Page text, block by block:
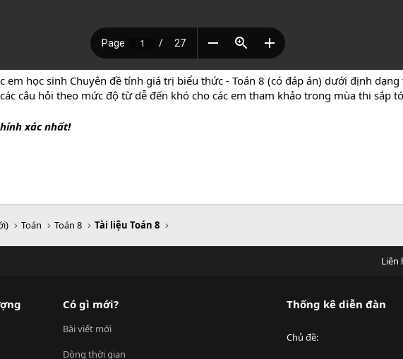
em học sinh Chuyên đề tính giá trị biểu thức - Toán 8 (có đáp án) dưới định
câu hỏi theo mức độ từ dễ đến khó cho các em tham khảo trong mùa thi sắp
xác nhất!
Toán Toán 8 Tài liệu Toán 8
Liên
Có gì mới?
Bài viết mới
Dòng thời gian
Thống kê diễn đàn
Chủ đề